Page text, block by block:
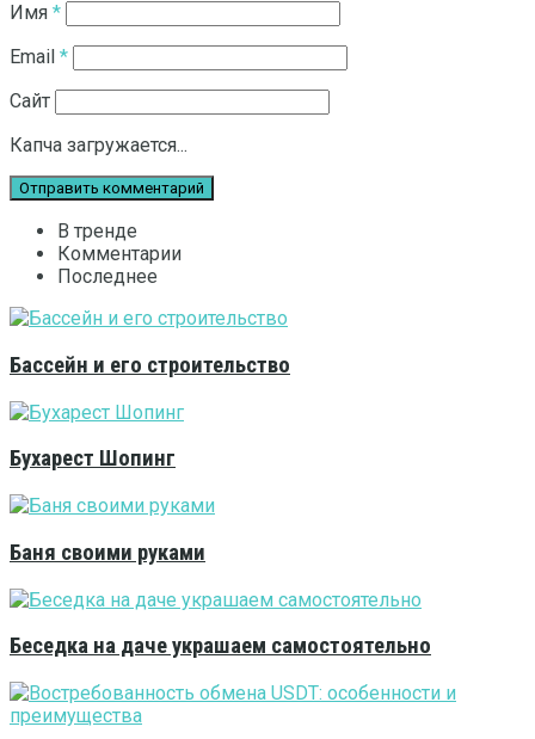
Имя *
Email *
Сайт
Капча загружается...
В тренде
Комментарии
Последнее
Бассейн и его строительство
Бухарест Шопинг
Баня своими руками
Беседка на даче украшаем самостоятельно